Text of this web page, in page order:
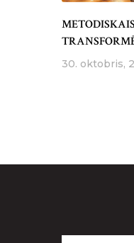
30. oktobris,